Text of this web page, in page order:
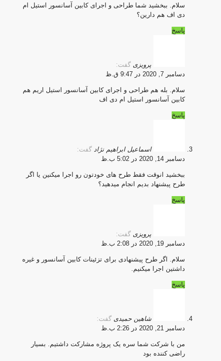
سلام. ببخشید شما طراحی و اجرای کابین آسانسور استیل ام
دی اف هم دارین؟
پاسخ
پرویزی گفت:
دسامبر 7, 2020 در 9:47 ق.ظ
سلام. بله هم طراحی و اجرای کابین آسانسور استیل اریم هم
کابین آسانسور استیل ام دی اف
پاسخ
اسماعیل ابراهیم نژاد گفت:
دسامبر 14, 2020 در 5:02 ب.ظ
ببخشید انوقت فقط طرح های خودتون رو اجرا میکنین یا اگر
طرح پیشنهاد بدیم انجام میدهید؟
پاسخ
پرویزی گفت:
دسامبر 19, 2020 در 2:08 ب.ظ
سلام. اگر طرح پیشنهادی برای تزئینات کابین آسانسور و غیره
داشتین اجرا میکنیم.
پاسخ
شاهین حمیدی گفت:
دسامبر 21, 2020 در 2:26 ب.ظ
من با شرکت شما سره یک پروژه مشارکت داشتیم. بسیار
راضی کننده بود